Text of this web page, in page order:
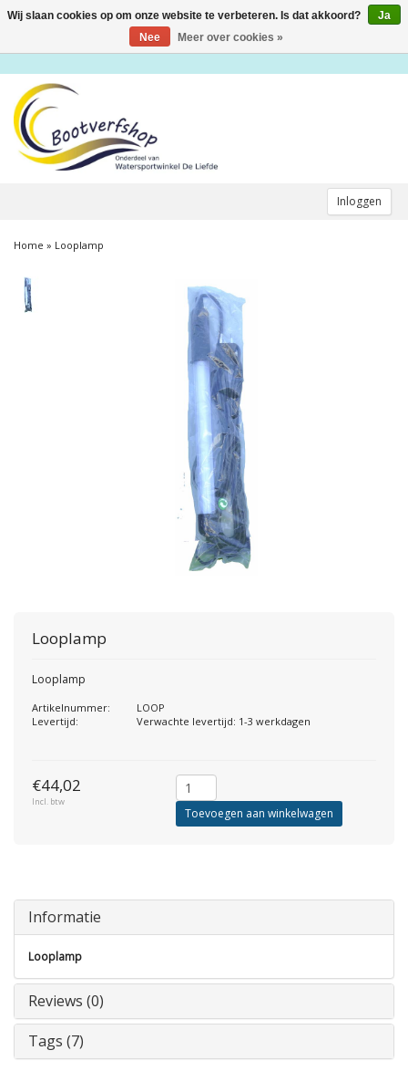
Inloggen
Toggle
Home » Looplamp
Looplamp
Looplamp
Artikelnummer:
LOOP
Levertijd:
Verwachte levertijd: 1-3 werkdagen
€44,02
Incl. btw
Toevoegen aan winkelwagen
Informatie
Looplamp
Reviews (0)
Tags (7)
Wij slaan cookies op om onze website te verbeteren. Is dat akkoord?
Ja
Nee
Meer over cookies »